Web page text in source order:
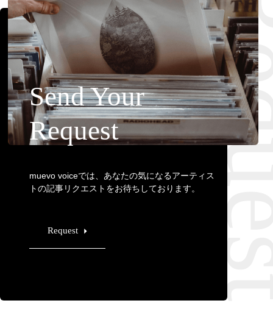
Send Your
Request
muevo voiceでは、あなたの気になるアーティス
トの記事リクエストをお待ちしております。
Request